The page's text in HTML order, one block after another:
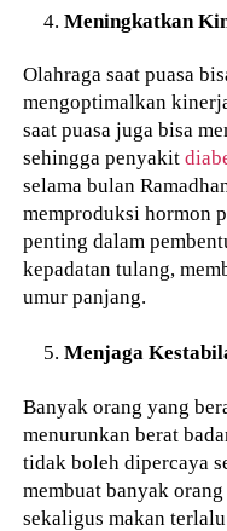
Meningkatkan
Olahraga saat puasa
mengoptimalkan
saat puasa juga bisa
sehingga penyakit
selama bulan
memproduksi hormon
penting dalam
kepadatan tulang,
umur panjang.
Menjaga
Banyak orang yang
menurunkan berat
tidak boleh dipercaya
membuat banyak
sekaligus makan